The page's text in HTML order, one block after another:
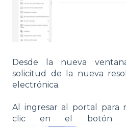
Desde la nueva
solicitud de la nueva
electrónica.
Al ingresar al portal para
clic en el botón